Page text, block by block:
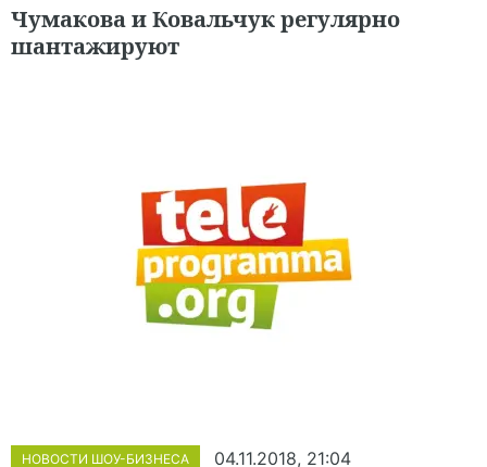
Чумакова и Ковальчук регулярно
шантажируют
НОВОСТИ ШОУ-БИЗНЕСА 04.11.2018, 21:04